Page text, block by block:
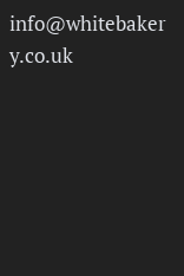
info@whitebaker
y.co.uk